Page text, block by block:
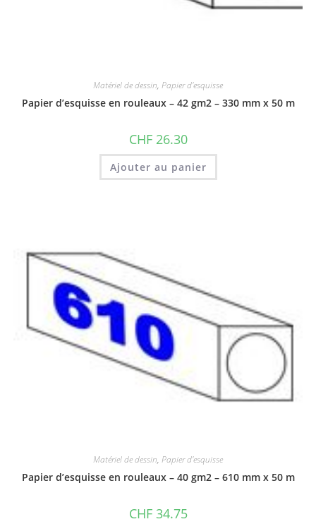
Matériel de dessin, Papier d'esquisse
Papier d’esquisse en rouleaux – 42 gm2 – 330 mm x 50 m
CHF26.30
Ajouter au panier
Matériel de dessin, Papier d'esquisse
Papier d’esquisse en rouleaux – 40 gm2 – 610 mm x 50 m
CHF34.75